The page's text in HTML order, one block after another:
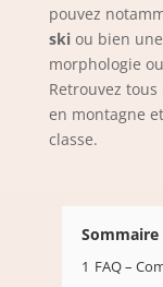
pouvez
skiou bien
morphologie
Retrouvez tous
en montagne
classe.
Sommaire
1 FAQ –